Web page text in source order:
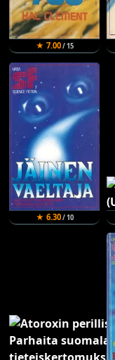
★ 7.00/ 15
★ 6.30/ 10